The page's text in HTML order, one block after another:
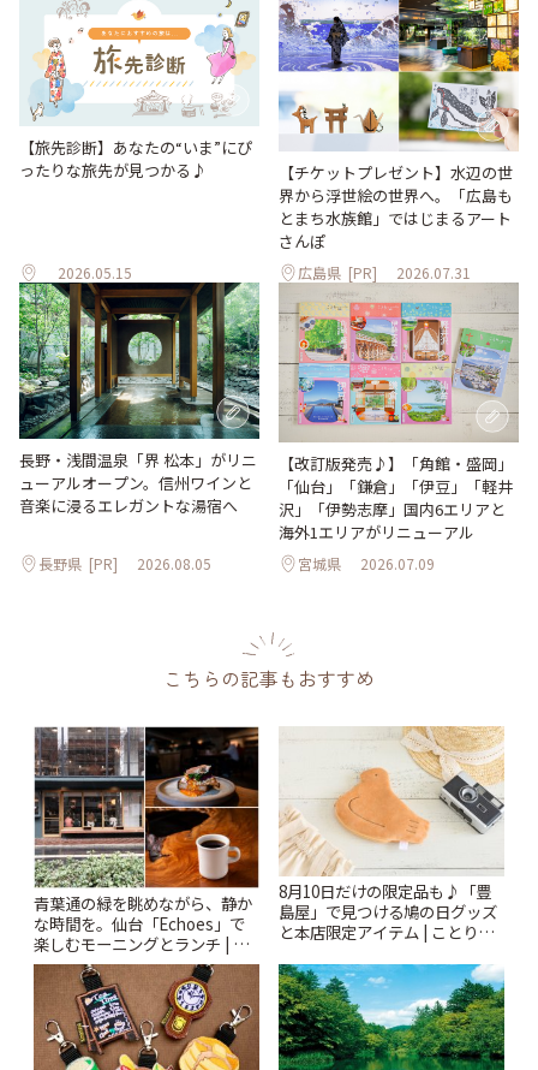
【旅先診断】あなたの“いま”にぴ
ったりな旅先が見つかる♪
2026.05.15
【チケットプレゼント】水辺の世
界から浮世絵の世界へ。「広島も
とまち水族館」ではじまるアート
さんぽ
広島県 [PR] 2026.07.31
長野・浅間温泉「界 松本」がリニ
ューアルオープン。信州ワインと
音楽に浸るエレガントな湯宿へ
長野県 [PR] 2026.08.05
【改訂版発売♪】「角館・盛岡」
「仙台」「鎌倉」「伊豆」「軽井
沢」「伊勢志摩」国内6エリアと
海外1エリアがリニューアル
宮城県 2026.07.09
こちらの記事もおすすめ
青葉通の緑を眺めながら、静か
な時間を。仙台「Echoes」で
楽しむモーニングとランチ | こ
とりっぷ
8月10日だけの限定品も♪「豊
島屋」で見つける鳩の日グッズ
と本店限定アイテム | ことりっ